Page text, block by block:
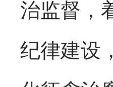
治监督，
纪律建设